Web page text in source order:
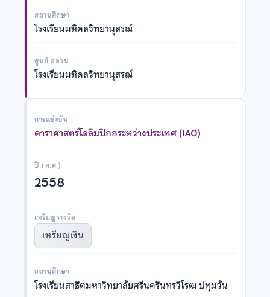
สถานศึกษา
โรงเรียนมหิดลวิทยานุสรณ์
ศูนย์ สอวน.
โรงเรียนมหิดลวิทยานุสรณ์
การแข่งขัน
ดาราศาสตร์โอลิมปิกกระหว่างประเทศ (IAO)
ปี (พ.ศ.)
2558
เหรียญรางวัล
เหรียญเงิน
สถานศึกษา
โรงเรียนสาธิตมหาวิทยาลัยศรีนครินทรวิโรฒ ปทุมวัน